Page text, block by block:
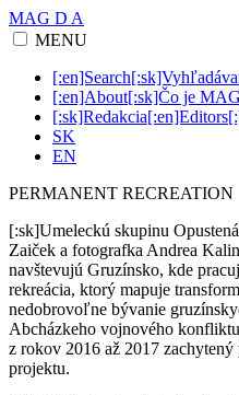
MAG D A
MENU
[:en]About[:sk]Čo je
SK
EN
PERMANENT RECREATION
[:sk]Umeleckú skupinu
Zaiček a fotografka Andrea
navštevujú Gruzínsko, kde
rekreácia, ktorý mapuje
nedobrovoľne bývanie
Abcházkeho vojnového
z rokov 2016 až 2017
projektu.